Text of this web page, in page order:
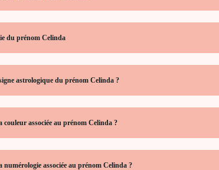
du prénom Celinda
astrologique du prénom Celinda ?
couleur associée au prénom Celinda ?
numérologie associée au prénom Celinda ?